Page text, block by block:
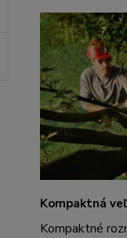
Kompaktná
Kompaktné